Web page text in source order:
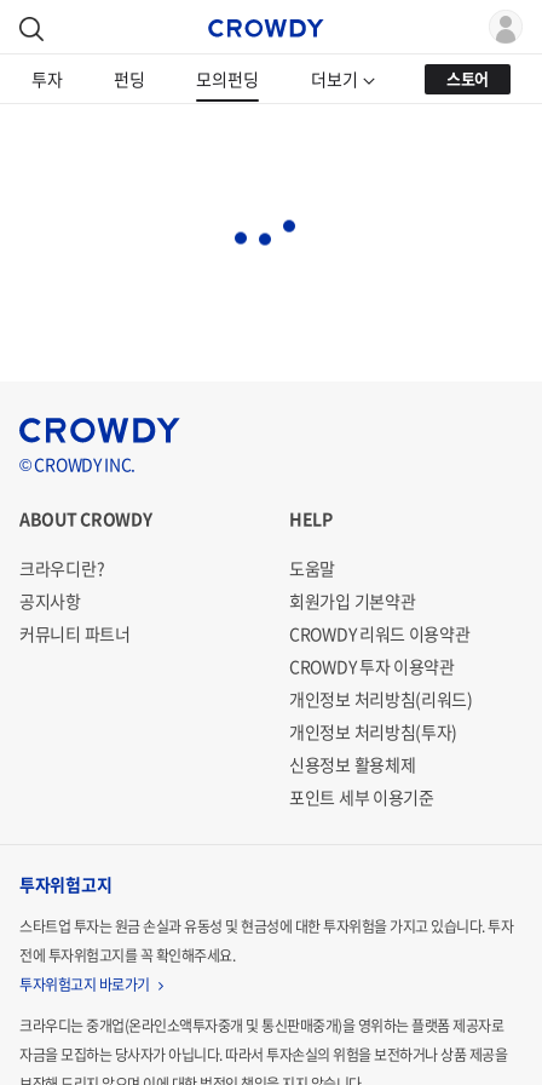
투자 펀딩 모의펀딩 더보기 스토어
© CROWDY INC.
ABOUT CROWDY
크라우디란?
공지사항
커뮤니티 파트너
HELP
도움말
회원가입 기본약관
CROWDY 리워드 이용약관
CROWDY 투자 이용약관
개인정보 처리방침(리워드)
개인정보 처리방침(투자)
신용정보 활용체제
포인트 세부 이용기준
투자위험고지
스타트업 투자는 원금 손실과 유동성 및 현금성에 대한 투자위험을 가지고 있습니다.투자
전에 투자위험고지를 꼭 확인해주세요.
투자위험고지 바로가기
크라우디는 중개업(온라인소액투자중개 및 통신판매중개)을 영위하는 플랫폼 제공자로
자금을 모집하는당사자가 아닙니다. 따라서 투자손실의 위험을 보전하거나 상품 제공을